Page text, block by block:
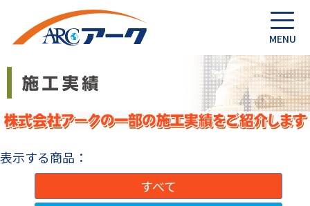
表示する商品：
すべて